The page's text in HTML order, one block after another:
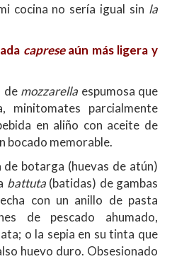
cocina no sería igual sin la
capreseaún más ligera y
de mozzarella espumosa que
minitomates parcialmente
en aliño con aceite de
bocado memorable.
de botarga (huevas de atún)
battuta(batidas) de gambas
con un anillo de pasta
de pescado ahumado,
o la sepia en su tinta que
huevo duro. Obsesionado